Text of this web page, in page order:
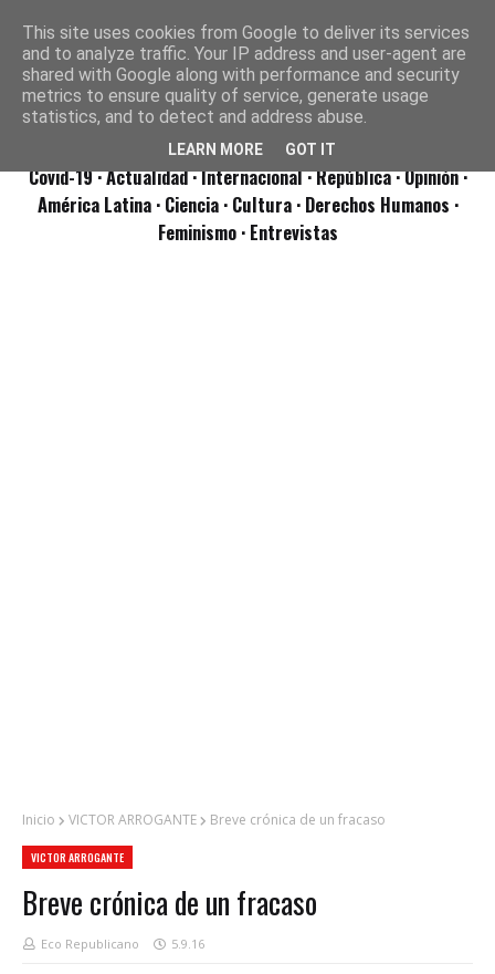
Covid-19· Actualidad· Internacional· República· Opinión·
América Latina · Ciencia · Cultura · Derechos Humanos ·
Feminismo · Entrevistas
Inicio VICTOR ARROGANTE Breve crónica de un fracaso
VICTOR ARROGANTE
Breve crónica de un fracaso
Eco Republicano 5.9.16
This site uses cookies from Google to deliver its services
and to analyze traffic. Your IP address and user-agent are
shared with Google along with performance and security
metrics to ensure quality of service, generate usage
statistics, and to detect and address abuse.
LEARN MORE GOT IT